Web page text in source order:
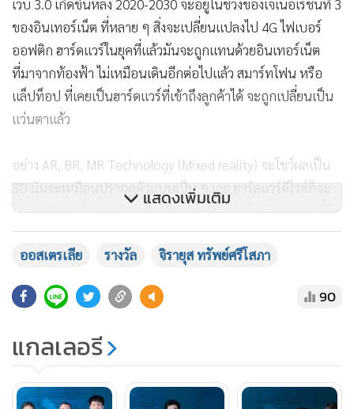
เว็บ 3.0 เกิดขึ้นหลัง 2020-2030 จะอยู่ในช่วงของเจเนอเรชั่นที่ 3
ของอินเทอร์เน็ต ที่หลาย ๆ สิ่งจะเปลี่ยนแปลงไป 4G ไฟเบอร์
ออฟติก ฮาร์ดแวร์ในยุคที่แล้วมันจะถูกแทนด้วยอินเทอร์เน็ต
ที่มาจากท้องฟ้า ไม่เหมือนเดินอีกต่อไปแล้ว สมาร์ทโฟน หรือ
แล็ปท็อป ที่เคยเป็นฮาร์ดแวร์ที่เข้าถึงลูกค้าได้ จะถูกเปลี่ยนเป็น
แว่นตาแล้ว
อย่าง AR, BR, MR Technology (Mixed reality) จะโชว์ผลเป็น
3D มันจะเหมือนปรากฏตัวแบบเป็น ๆ เลย ฮาร์ดแวร์ดีไวซ์ก็จะ
ไม่หยุดที่สมาร์ทวอชท์ นาฬิกาอัจฉริยะ มือถืออัจฉริยะ คราวนี้ถึง
ทีที่โต๊ะ ตู้ เตียงนอน ตู้เย็น จะลุกขึ้นมาฉลาดหมดเลย ทุกอย่างจะ
สามารถโต้ตอบผู้ใช้งานได้
แสดงเพิ่มเติม
ออสเตรเลีย รางวัล จิรายุส ทรัพย์ศรีโสภา
90
แกลเลอรี